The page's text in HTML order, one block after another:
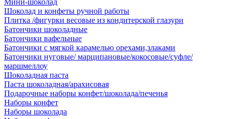
Мини-шоколад
Шоколад и конфеты ручной работы
Плитка /фигурки весовые из кондитерской глазури
Батончики шоколадные
Батончики вафельные
Батончики с мягкой карамелью орехами,злаками
Батончики нуговые/ марципановые/кокосовые/суфле/
маршмеллоу
Шоколадная паста
Паста шоколадная/арахисовая
Подарочные наборы конфет/шоколада/печенья
Наборы конфет
Наборы шоколада